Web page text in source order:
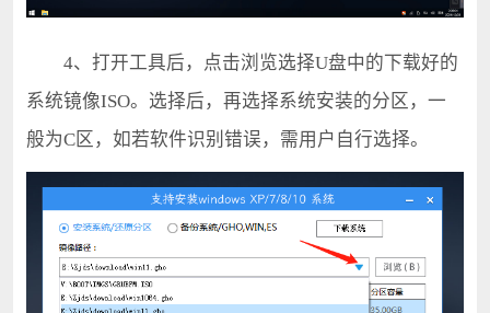
4、打开工具后，点击浏览选择U盘中的下载好的
系统镜像ISO。选择后，再选择系统安装的分区，一
般为C区，如若软件识别错误，需用户自行选择。